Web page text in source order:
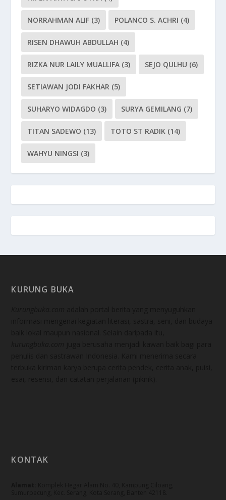
NORRAHMAN ALIF (3) POLANCO S. ACHRI (4)
RISEN DHAWUH ABDULLAH (4)
RIZKA NUR LAILY MUALLIFA (3) SEJO QULHU (6)
SETIAWAN JODI FAKHAR (5)
SUHARYO WIDAGDO (3) SURYA GEMILANG (7)
TITAN SADEWO (13) TOTO ST RADIK (14)
WAHYU NINGSI (3)
KURUNG BUKA
KONTAK